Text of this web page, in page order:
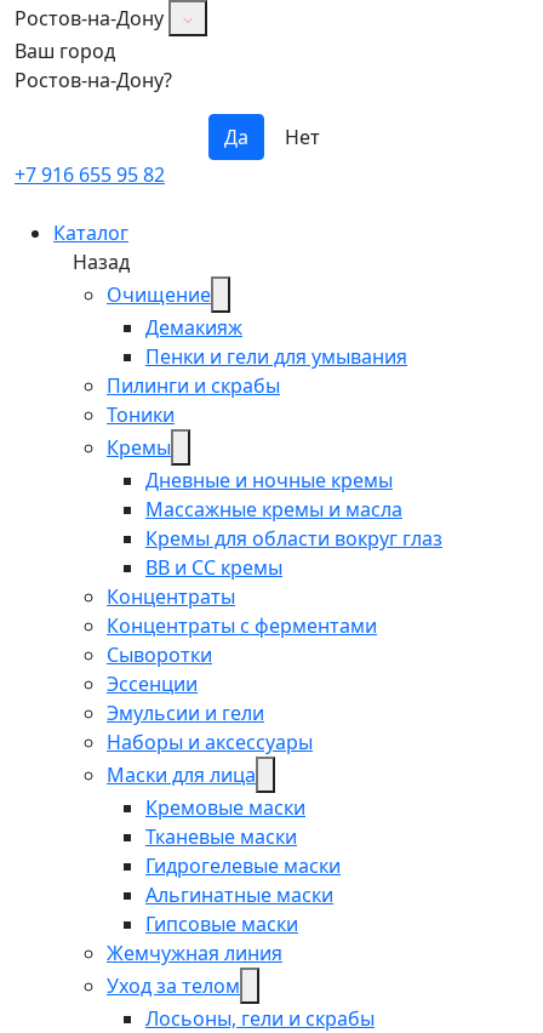
Ростов-на-Дону
Ваш город
Ростов-на-Дону?
Да
Нет
+7 916 655 95 82
Каталог
Назад
Очищение
Демакияж
Пенки и гели для умывания
Пилинги и скрабы
Тоники
Кремы
Дневные и ночные кремы
Массажные кремы и масла
Кремы для области вокруг глаз
BB и CC кремы
Концентраты
Концентраты с ферментами
Сыворотки
Эссенции
Эмульсии и гели
Наборы и аксессуары
Маски для лица
Кремовые маски
Тканевые маски
Гидрогелевые маски
Альгинатные маски
Гипсовые маски
Жемчужная линия
Уход за телом
Лосьоны, гели и скрабы